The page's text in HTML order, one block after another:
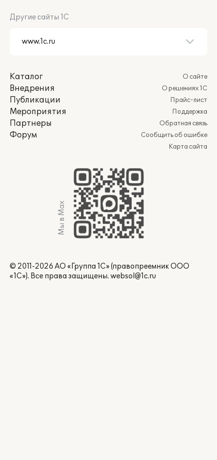
Другие сайты 1С
Каталог
Внедрения
Публикации
Мероприятия
Партнеры
Форум
О сайте
О решениях 1С
Прайс-лист
Поддержка
Обратная связь
Сообщить об ошибке
Карта сайта
Мы в Max
© 2011-2026 АО «Группа 1С» (правопреемник ООО
«1С»). Все права защищены. websol@1c.ru